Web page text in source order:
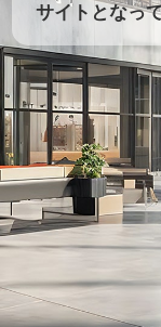
サイトとなっ